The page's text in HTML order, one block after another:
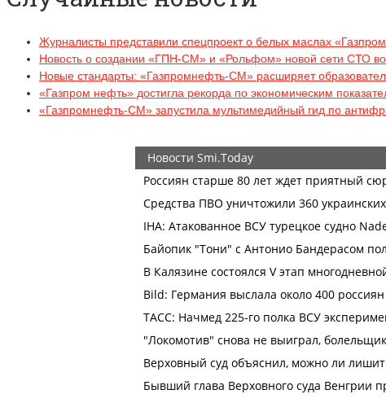
Журналисты представили спецпроект о белых маслах
Новость о создании «ГПН-СМ» и «Рольфом» новой сети СТО
Новые стандарты: «Газпромнефть-СМ» расширяет
«Газпром нефть» достигла рекорда по экономическим
«Газпромнефть-СМ» запустила мультимедийный гид по